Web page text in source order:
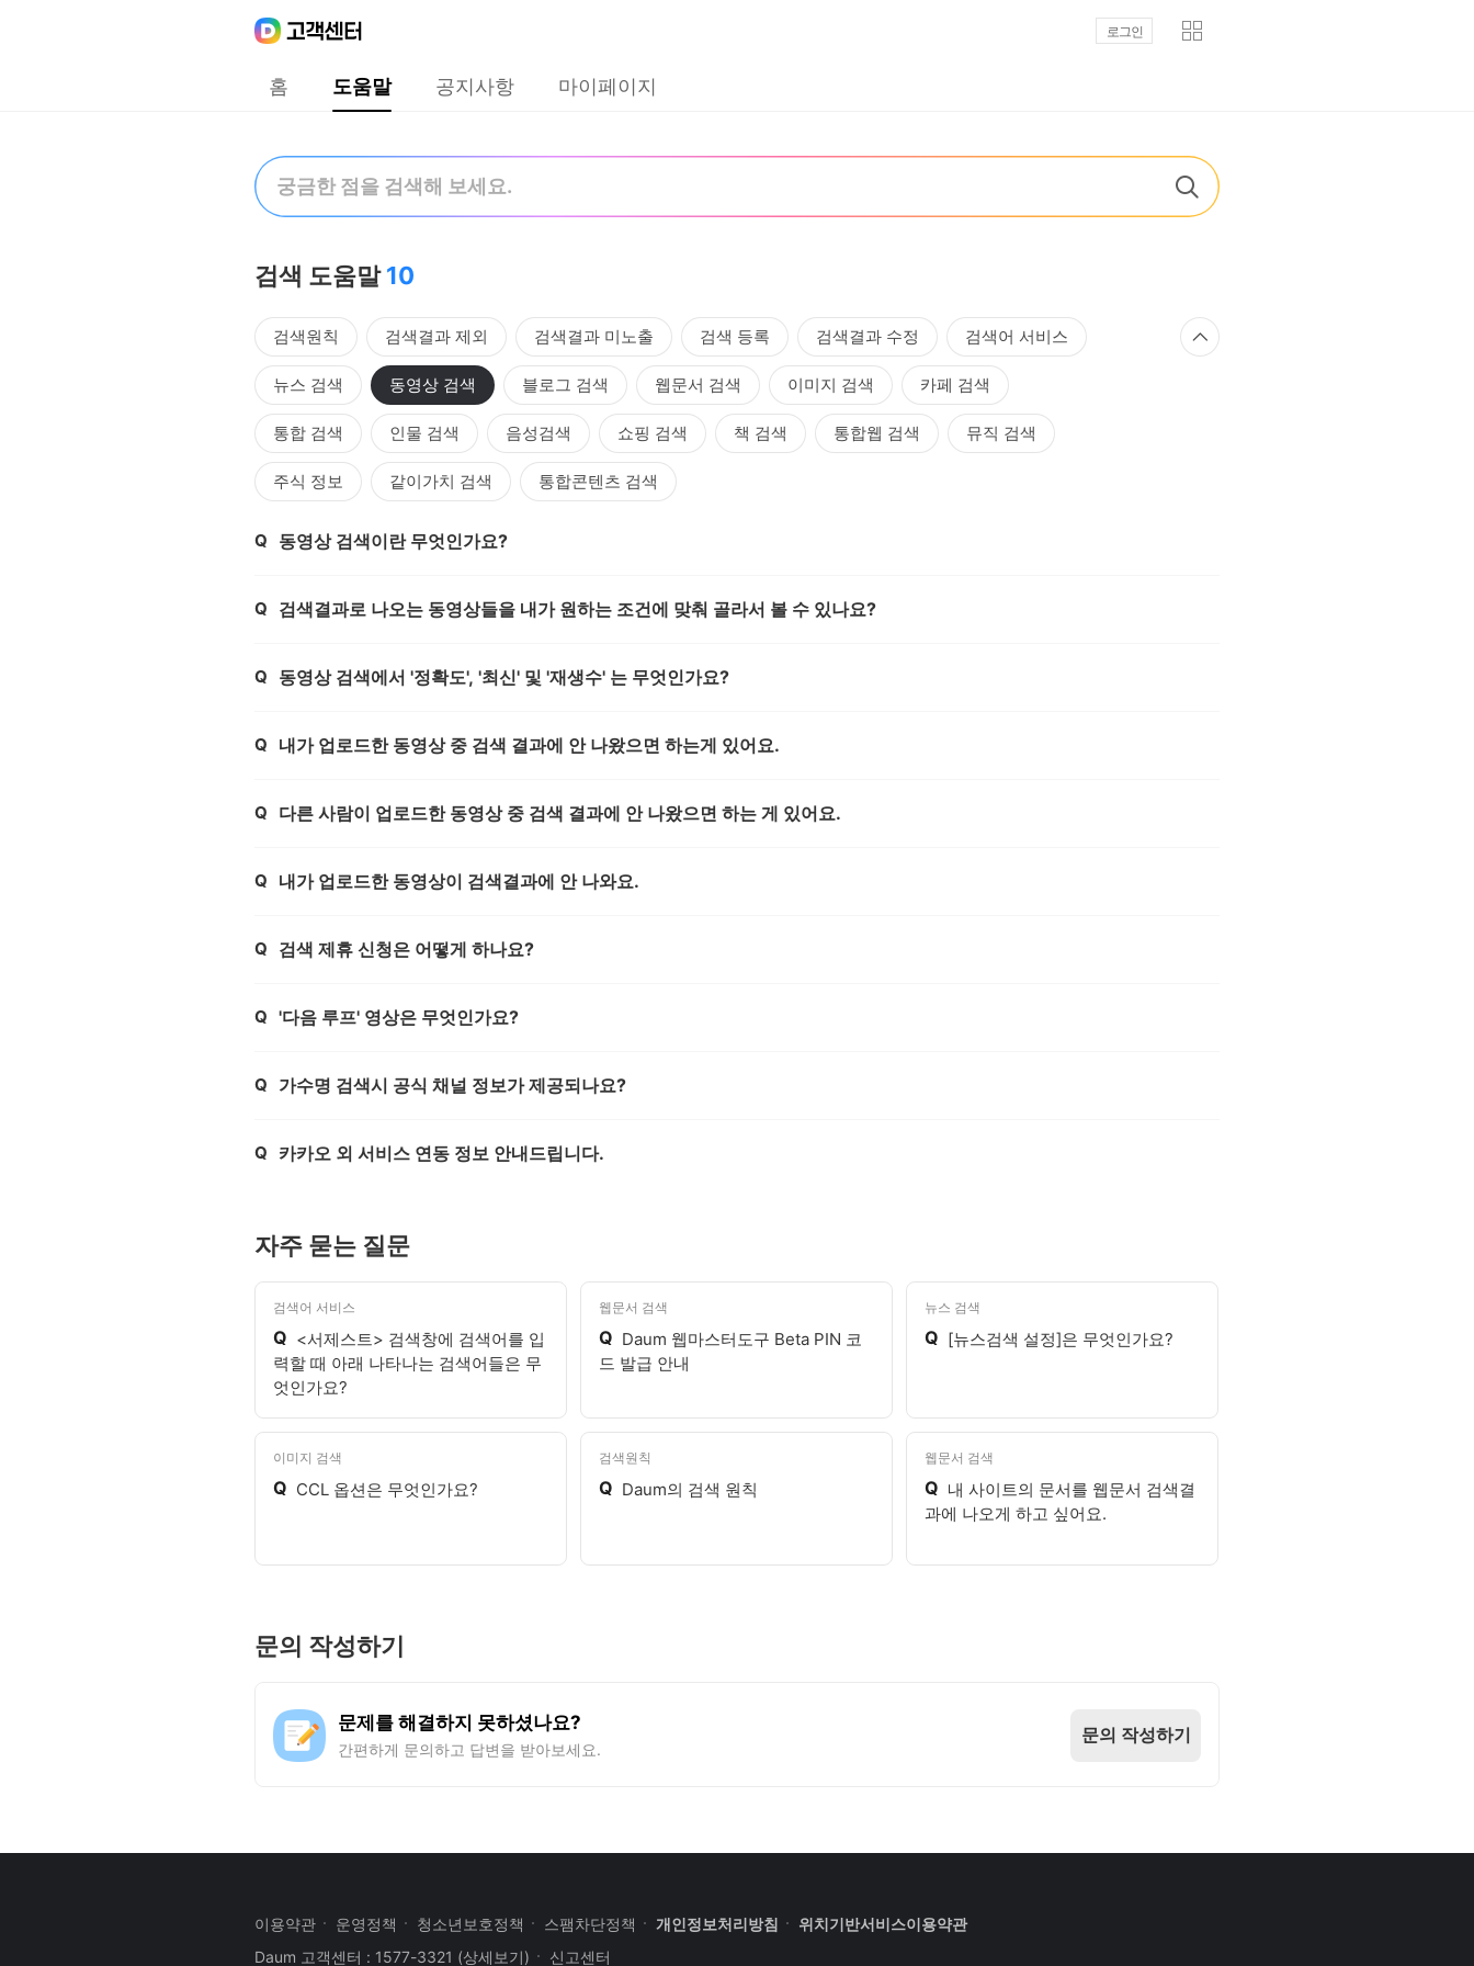
로그인
홈 도움말 공지사항 마이페이지
검색 도움말 10
검색원칙 검색결과 제외 검색결과 미노출 검색 등록 검색결과 수정 검색어 서비스
뉴스 검색 동영상 검색 블로그 검색 웹문서 검색 이미지 검색 카페 검색
통합 검색 인물 검색 음성검색 쇼핑 검색 책 검색 통합웹 검색 뮤직 검색
주식 정보 같이가치 검색 통합콘텐츠 검색
Q 동영상 검색이란 무엇인가요?
Q 검색결과로 나오는 동영상들을 내가 원하는 조건에 맞춰 골라서 볼 수 있나요?
Q 동영상 검색에서 '정확도', '최신' 및 '재생수' 는 무엇인가요?
Q 내가 업로드한 동영상 중 검색 결과에 안 나왔으면 하는게 있어요.
Q 다른 사람이 업로드한 동영상 중 검색 결과에 안 나왔으면 하는 게 있어요.
Q 내가 업로드한 동영상이 검색결과에 안 나와요.
Q 검색 제휴 신청은 어떻게 하나요?
Q '다음 루프' 영상은 무엇인가요?
Q 가수명 검색시 공식 채널 정보가 제공되나요?
Q 카카오 외 서비스 연동 정보 안내드립니다.
자주 묻는 질문
검색어 서비스
Q <서제스트> 검색창에 검색어를 입
력할 때 아래 나타나는 검색어들은 무
엇인가요?
웹문서 검색
Q Daum 웹마스터도구 Beta PIN 코
드 발급 안내
뉴스 검색
Q [뉴스검색 설정]은 무엇인가요?
이미지 검색
Q CCL 옵션은 무엇인가요?
검색원칙
Q Daum의 검색 원칙
웹문서 검색
Q 내 사이트의 문서를 웹문서 검색결
과에 나오게 하고 싶어요.
문의 작성하기
문제를 해결하지 못하셨나요?
간편하게 문의하고 답변을 받아보세요.
문의 작성하기
이용약관 운영정책 청소년보호정책 스팸차단정책 개인정보처리방침
위치기반서비스이용약관
Daum 고객센터 : 1577-3321 (상세보기) 신고센터